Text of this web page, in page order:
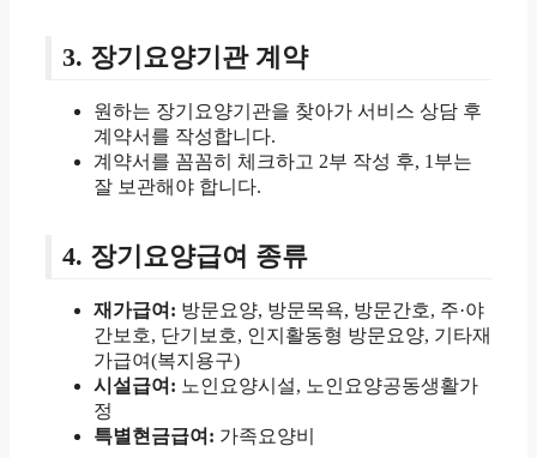
3. 장기요양기관 계약
원하는 장기요양기관을 찾아가 서비스 상담 후
계약서를 작성합니다.
계약서를 꼼꼼히 체크하고 2부 작성 후, 1부는
잘 보관해야 합니다.
4. 장기요양급여 종류
재가급여: 방문요양, 방문목욕, 방문간호, 주·야
간보호, 단기보호, 인지활동형 방문요양, 기타재
가급여(복지용구)
시설급여: 노인요양시설, 노인요양공동생활가
정
특별현금급여: 가족요양비